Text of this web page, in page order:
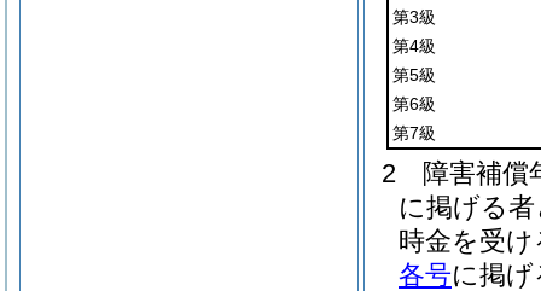
第3級
第4級
第5級
第6級
第7級
2
障害補償
に掲げる
時金を受
各号に掲